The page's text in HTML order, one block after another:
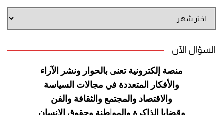
الموقع
السؤال الآن
منصة إلكترونية تعنى بالحوار ونشر
الآراء
والأفكار المتعددة في مجالات السياسة
والاقتصاد والمجتمع والثقافة والفن
وقضايا الذاكرة والمواطنة وحقوق الإنسان